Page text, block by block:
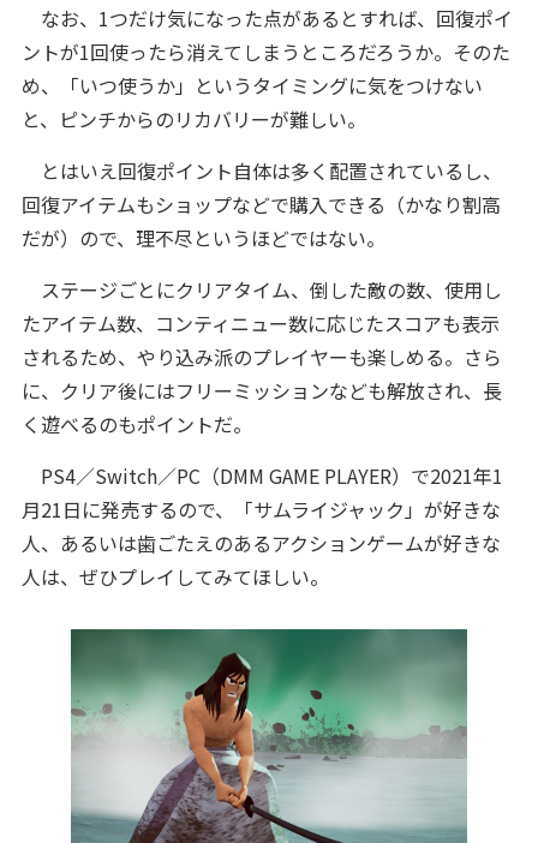
なお、1つだけ気になった点があるとすれば、回復ポイ
ントが1回使ったら消えてしまうところだろうか。そのた
め、「いつ使うか」というタイミングに気をつけない
と、ピンチからのリカバリーが難しい。
とはいえ回復ポイント自体は多く配置されているし、
回復アイテムもショップなどで購入できる（かなり割高
だが）ので、理不尽というほどではない。
ステージごとにクリアタイム、倒した敵の数、使用し
たアイテム数、コンティニュー数に応じたスコアも表示
されるため、やり込み派のプレイヤーも楽しめる。さら
に、クリア後にはフリーミッションなども解放され、長
く遊べるのもポイントだ。
PS4／Switch／PC（DMM GAME PLAYER）で2021年1
月21日に発売するので、「サムライジャック」が好きな
人、あるいは歯ごたえのあるアクションゲームが好きな
人は、ぜひプレイしてみてほしい。